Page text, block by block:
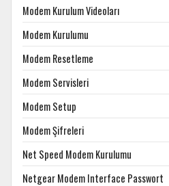
Modem Kurulum Videoları
Modem Kurulumu
Modem Resetleme
Modem Servisleri
Modem Setup
Modem Şifreleri
Net Speed Modem Kurulumu
Netgear Modem Interface Passwort